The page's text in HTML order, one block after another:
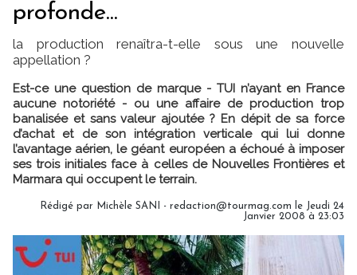
profonde...
la production renaîtra-t-elle sous une nouvelle
appellation ?
Est-ce une question de marque - TUI n’ayant en France
aucune notoriété - ou une affaire de production trop
banalisée et sans valeur ajoutée ? En dépit de sa force
d’achat et de son intégration verticale qui lui donne
l’avantage aérien, le géant européen a échoué à imposer
ses trois initiales face à celles de Nouvelles Frontières et
Marmara qui occupent le terrain.
Rédigé par Michèle SANI - redaction@tourmag.com le Jeudi 24
Janvier 2008 à 23:03